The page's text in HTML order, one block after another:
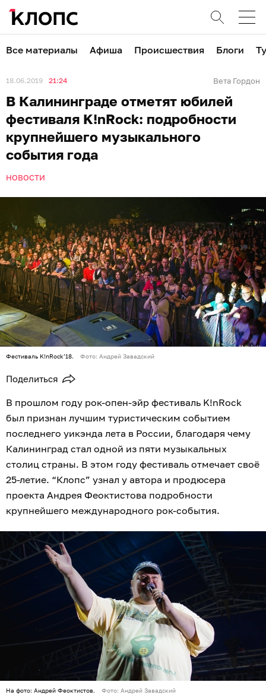
Все материалы Афиша Происшествия Блоги
18.06.2019 21:24 Вета Гордон
В Калининграде отметят юбилей
фестиваля K!nRock: подробности
крупнейшего музыкального
события года
НОВОСТИ
Фестиваль K!nRock’18. Фото: Андрей Завадский
Поделиться
В прошлом году рок-опен-эйр фестиваль K!nRock
был признан лучшим туристическим событием
последнего уикэнда лета в России, благодаря чему
Калининград стал одной из пяти музыкальных
столиц страны. В этом году фестиваль отмечает своё
25-летие. “Клопс” узнал у автора и продюсера
проекта Андрея Феоктистова подробности
крупнейшего международного рок-события.
На фото: Андрей Феоктистов. Фото: Андрей Завадский